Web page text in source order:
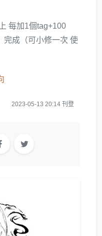
每加1個tag+100
完成（可小修一次 使
2023-05-13 20:14 刊登